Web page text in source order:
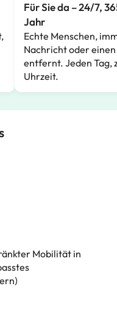
Für Sie da – 24/7,
Jahr
Echte Menschen,
Nachricht oder
entfernt. Jeden Tag,
Uhrzeit.
Mobilität in